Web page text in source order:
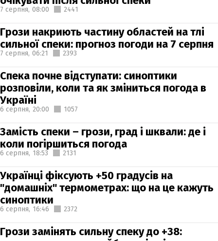
7 серпня, 08:00 2441
Грози накриють частину областей на тлі
сильної спеки: прогноз погоди на 7 серпня
7 серпня, 06:21 2393
Спека почне відступати: синоптики
розповіли, коли та як зміниться погода в
Україні
6 серпня, 20:00 1057
Замість спеки – грози, град і шквали: де і
коли погіршиться погода
6 серпня, 18:53 2131
Українці фіксують +50 градусів на
"домашніх" термометрах: що на це кажуть
синоптики
6 серпня, 16:46 2372
Грози замінять сильну спеку до +38: